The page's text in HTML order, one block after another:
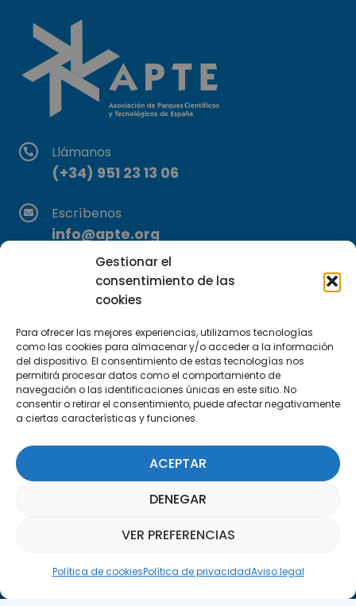
Gestionar el
consentimiento de las
cookies
Para ofrecer las mejores experiencias, utilizamos tecnologías
como las cookies para almacenar y/o acceder a la información
del dispositivo. El consentimiento de estas tecnologías nos
permitirá procesar datos como el comportamiento de
navegación o las identificaciones únicas en este sitio. No
consentir o retirar el consentimiento, puede afectar negativamente
a ciertas características y funciones.
ACEPTAR
DENEGAR
VER PREFERENCIAS
Política de cookiesPolítica de privacidadAviso legal
Llámanos
(+34) 951 23 13 06
Escríbenos
info@apte.org
Encuéntranos
C/Marie Curie, 35
Suscríbete a nuestra Newsletter